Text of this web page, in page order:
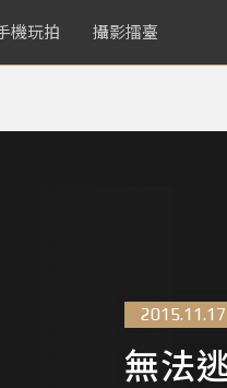
機玩拍 攝影擂臺
2015.11.17
無法